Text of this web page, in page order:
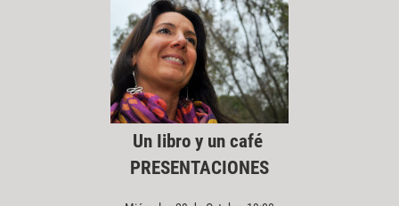
Un Iibro y un café
PRESENTACIONES